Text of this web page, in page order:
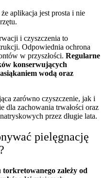
aplikacja jest prosta i nie
i czyszczenia to
Odpowiednia ochrona
w przyszłości. Regularne
konserwujących
wodą oraz
zarówno czyszczenie, jak i
dla zachowania trwałości oraz
przez długie lata.
pielęgnację
zależy od